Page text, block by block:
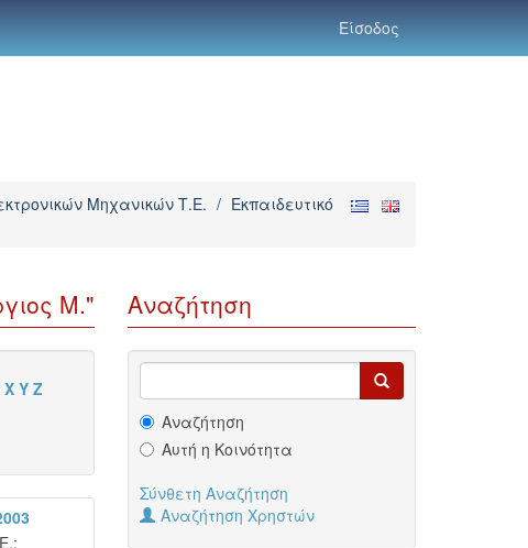
Είσοδος
Μηχανικών Τ.Ε. / Εκπαιδευτικό
Μ."
X Y Z
;
Αναζήτηση
Αναζήτηση
Αυτή η Κοινότητα
Σύνθετη Αναζήτηση
Αναζήτηση Χρηστών